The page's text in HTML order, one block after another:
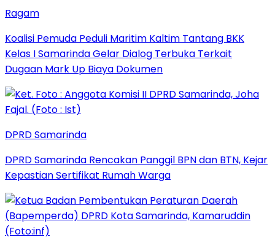
Ragam
Koalisi Pemuda Peduli Maritim Kaltim Tantang BKK
Kelas I Samarinda Gelar Dialog Terbuka Terkait
Dugaan Mark Up Biaya Dokumen
DPRD Samarinda
DPRD Samarinda Rencakan Panggil BPN dan BTN, Kejar
Kepastian Sertifikat Rumah Warga